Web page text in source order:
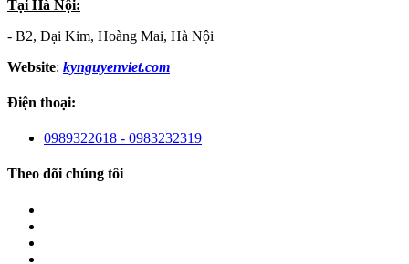
Tại Hà Nội:
- B2, Đại Kim, Hoàng Mai, Hà Nội
Website: kynguyenviet.com
Điện thoại:
0989322618 - 0983232319
Theo dõi chúng tôi